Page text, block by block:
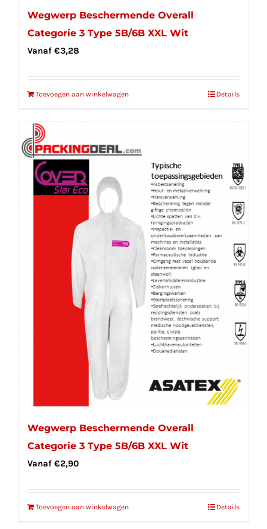
Wegwerp Beschermende Overall
Categorie 3 Type 5B/6B XXL Wit
Vanaf €3,28
Toevoegen aan winkelwagen Details
Wegwerp Beschermende Overall
Categorie 3 Type 5B/6B XXL Wit
Vanaf €2,90
Toevoegen aan winkelwagen Details